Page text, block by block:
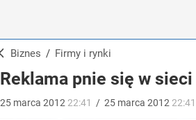
Biznes / Firmy i rynki
Reklama pnie się w sieci
25 marca 2012 22:41 / 25 marca 2012 22:41